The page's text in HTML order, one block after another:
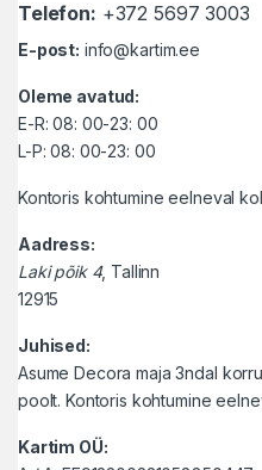
Telefon: +372 5697 3003
E-post: info@kartim.ee
Oleme avatud:
E-R: 08: 00-23: 00
L-P: 08: 00-23: 00
Kontoris kohtumine eelneval
Aadress:
Laki põik 4, Tallinn
12915
Juhised:
Asume Decora maja 3ndal
poolt. Kontoris kohtumine
Kartim OÜ: